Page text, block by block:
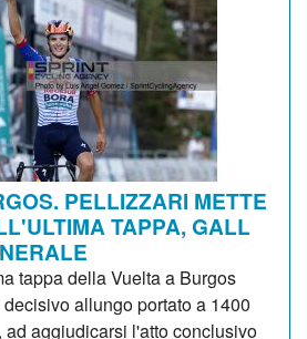
PELLIZZARI METTE
TAPPA, GALL
tappa della Vuelta a Burgos
allungo portato a 1400
ad aggiudicarsi l'atto conclusivo